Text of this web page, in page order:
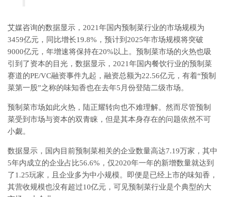
艾媒咨询的数据显示，2021年国内预制菜行业的市场规模为
3459亿元，同比增长19.8%，预计到2025年市场规模将突破
9000亿元，年增速将保持在20%以上。预制菜市场的火热也吸
引到了资本的目光，数据显示，2021年国内餐饮行业的预制菜
赛道的PE/VC融资事件九起，融资总额为22.56亿元，有着“预制
菜第一股”之称的味知香也在去年5月份登陆二级市场。
预制菜市场如此火热，陆正耀转向也不难理解。然而尽管预制
菜受到市场与资本的双青睐，但是其本身存在的问题依然不可
小觑。
数据显示，国内目前预制菜相关的企业数量高达7.19万家，其中
5年内成立的企业占比56.6%，仅2020年一年的新增数量就达到
了1.25玩家，且企业多为中小规模。即便是已经上市的味知香，
其营收规模也没有超过10亿元，可见预制菜行业是个典型的大